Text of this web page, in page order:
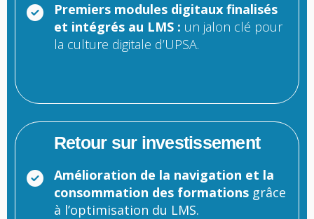
Premiers modules digitaux finalisés
et intégrés au LMS : un jalon clé pour
la culture digitale d’UPSA.
Retour sur investissement
Amélioration de la navigation et la
consommation des formations grâce
à l’optimisation du LMS.